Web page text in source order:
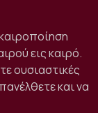
εις καιρό.
ουσιαστικές
και να